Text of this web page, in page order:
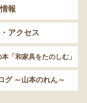
報
アクセス
「和家具をたのしむ」
グ ～山本のれん～